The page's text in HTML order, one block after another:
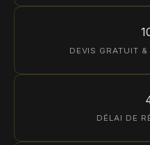
DEVIS GRATUIT
DÉLAI DE